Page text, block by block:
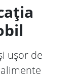
ușor de